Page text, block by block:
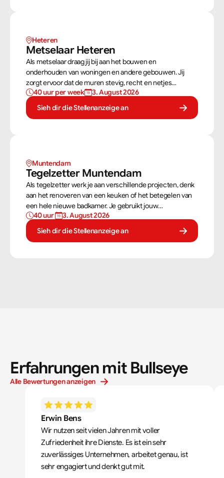
Heteren
Metselaar Heteren
Als metselaar draag jij bij aan het bouwen en
onderhouden van woningen en andere gebouwen. Jij
zorgt ervoor dat de muren stevig, recht en netjes
opgebouwd worden. Aan de hand van een bouwtekening
weet jij precies hoe een muur gebouwd moet worden. Als
metselaar kan je alleen werken of in een team je steentje
40 uur per week
3. August 2026
Sieh dir die Stellenanzeige an
Muntendam
Tegelzetter Muntendam
Als tegelzetter werk je aan verschillende projecten, denk
aan het renoveren van een keuken of het betegelen van
een hele nieuwe badkamer. Je gebruikt jouw
vaardigheden om tegels perfect te plaatsen. Als
tegelzetter ben je voortdurend bezig met diverse taken.
40 uur
3. August 2026
Sieh dir die Stellenanzeige an
Erfahrungen mit Bullseye
Alle Bewertungen anzeigen
Erwin Bens
Wir nutzen seit vielen Jahren mit voller
Zufriedenheit ihre Dienste. Es ist ein sehr
zuverlässiges Unternehmen, arbeitet genau, ist
sehr engagiert und denkt gut mit.